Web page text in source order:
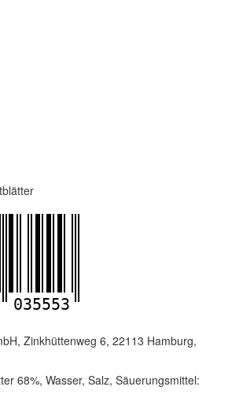
035553
Zinkhüttenweg 6, 22113 Hamburg,
68%, Wasser, Salz, Säuerungsmittel: